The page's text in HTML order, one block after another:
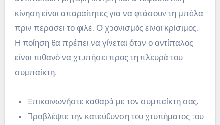
κίνηση είναι απαραίτητες για να φτάσουν τη μπάλα
πριν περάσει το φιλέ. Ο χρονισμός είναι κρίσιμος.
Η ποίηση θα πρέπει να γίνεται όταν ο αντίπαλος
είναι πιθανό να χτυπήσει προς τη πλευρά του
συμπαίκτη.
Επικοινωνήστε καθαρά με τον συμπαίκτη σας.
Προβλέψτε την κατεύθυνση του χτυπήματος του